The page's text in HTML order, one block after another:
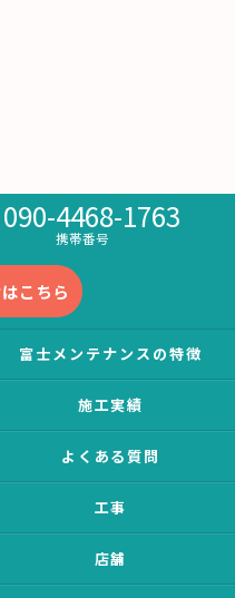
090-4468-1763
携帯番号
こちら
富士メンテナンスの特徴
施工実績
よくある質問
工事
店舗